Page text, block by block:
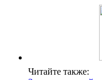
Читайте также: